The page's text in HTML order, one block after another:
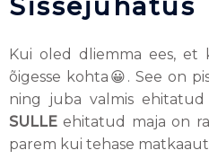
Sissejuhatus
Kui oled dliemma ees, et
õigesse kohta 😀. See on
ning juba valmis
SULLE ehitatud maja on
parem kui tehase